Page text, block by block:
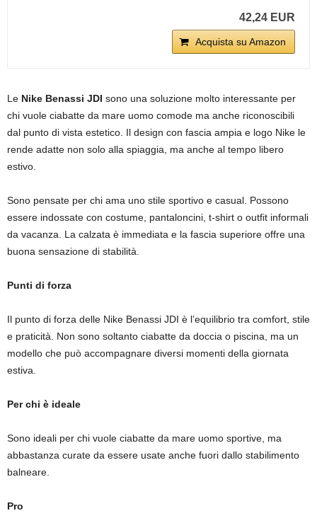
42,24 EUR
Acquista su Amazon
Le Nike Benassi JDI sono una soluzione molto interessante per
chi vuole ciabatte da mare uomo comode ma anche riconoscibili
dal punto di vista estetico. Il design con fascia ampia e logo Nike le
rende adatte non solo alla spiaggia, ma anche al tempo libero
estivo.
Sono pensate per chi ama uno stile sportivo e casual. Possono
essere indossate con costume, pantaloncini, t-shirt o outfit informali
da vacanza. La calzata è immediata e la fascia superiore offre una
buona sensazione di stabilità.
Punti di forza
Il punto di forza delle Nike Benassi JDI è l’equilibrio tra comfort, stile
e praticità. Non sono soltanto ciabatte da doccia o piscina, ma un
modello che può accompagnare diversi momenti della giornata
estiva.
Per chi è ideale
Sono ideali per chi vuole ciabatte da mare uomo sportive, ma
abbastanza curate da essere usate anche fuori dallo stabilimento
balneare.
Pro